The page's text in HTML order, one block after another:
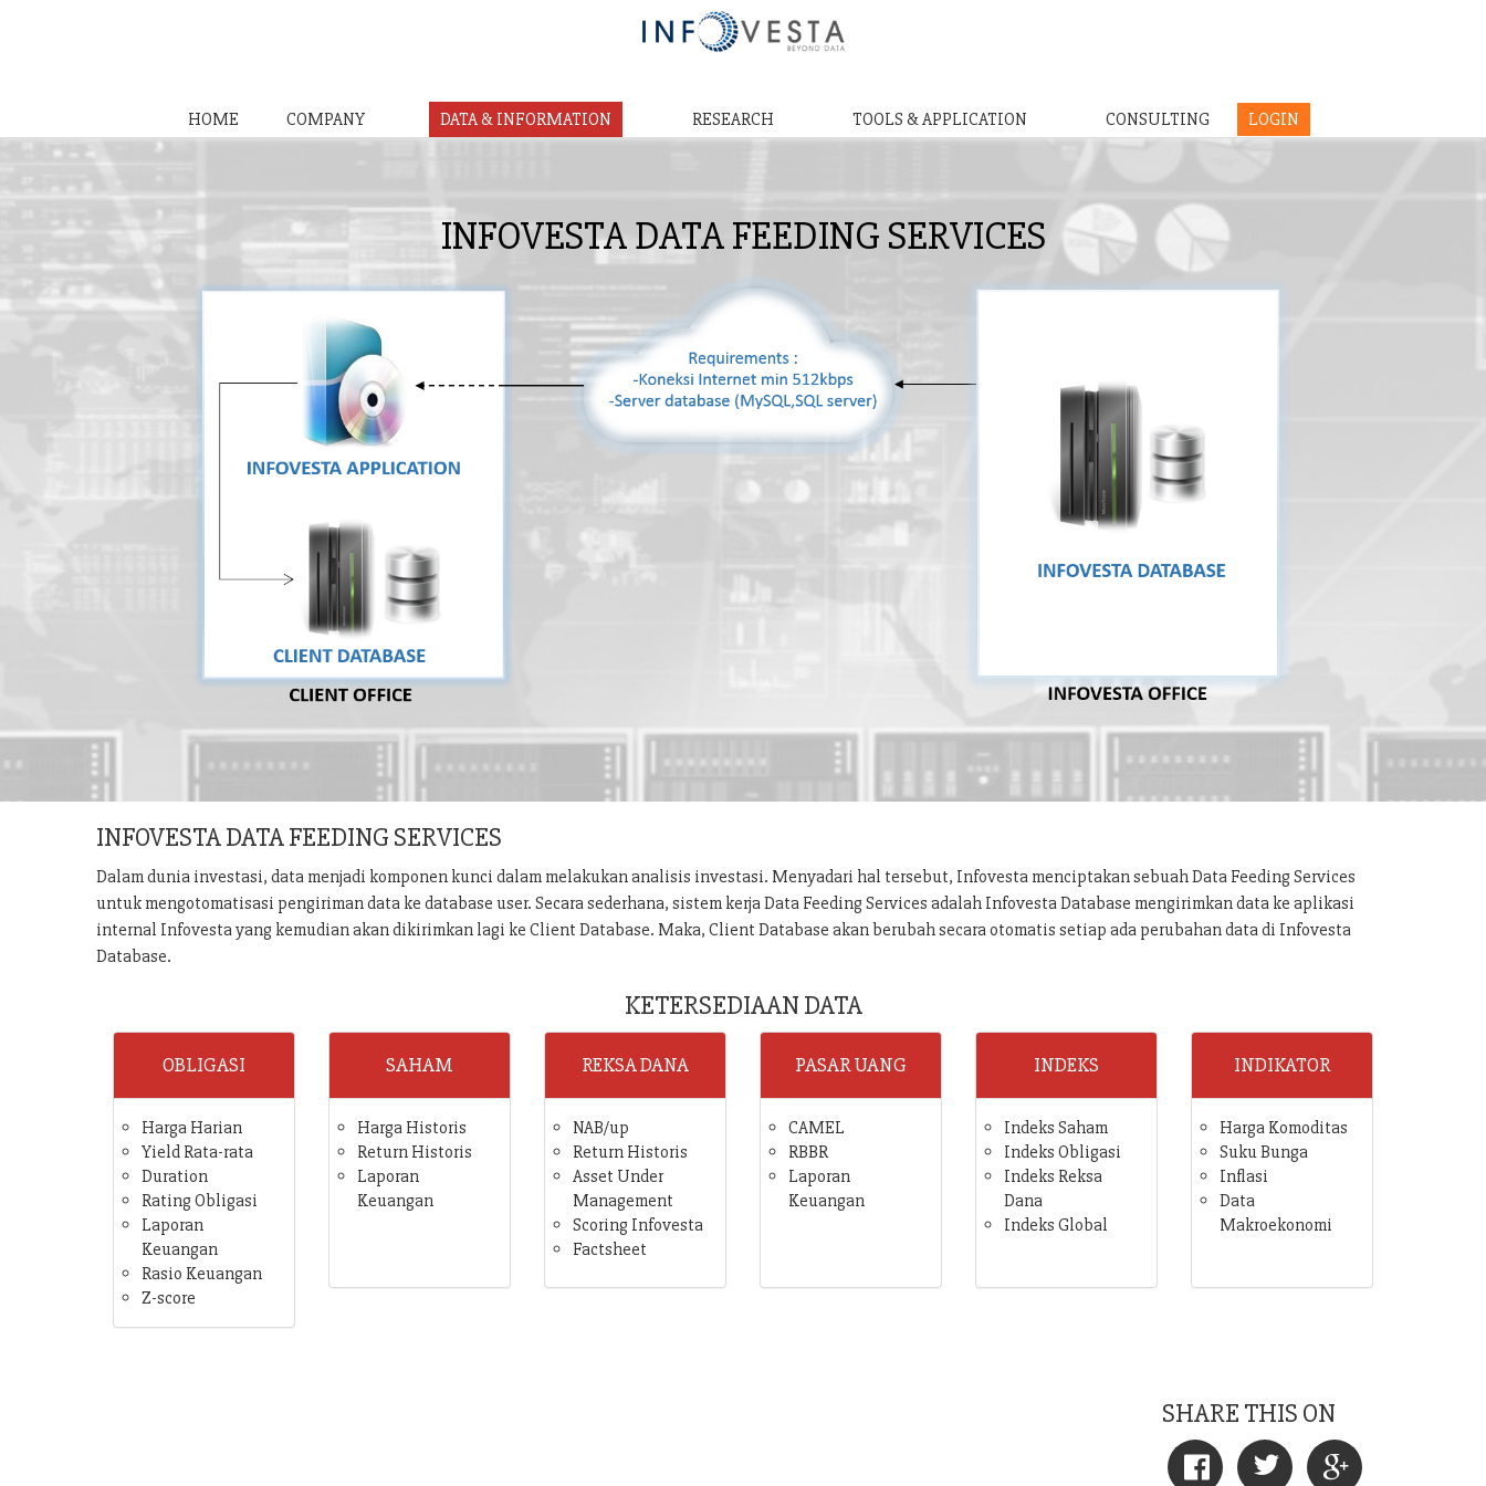
HOME COMPANY DATA & INFORMATION RESEARCH TOOLS & APPLICATION CONSULTING LOGIN
INFOVESTA DATA FEEDING SERVICES
INFOVESTA DATA FEEDING SERVICES
Dalam dunia investasi, data menjadi komponen kunci dalam melakukan analisis investasi. Menyadari hal tersebut, Infovesta menciptakan sebuah Data Feeding Services
untuk mengotomatisasi pengiriman data ke database user. Secara sederhana, sistem kerja Data Feeding Services adalah Infovesta Database mengirimkan data ke aplikasi
internal Infovesta yang kemudian akan dikirimkan lagi ke Client Database. Maka, Client Database akan berubah secara otomatis setiap ada perubahan data di Infovesta
Database.
KETERSEDIAAN DATA
OBLIGASI
Harga Harian
Yield Rata-rata
Duration
Rating Obligasi
Laporan
Keuangan
Rasio Keuangan
Z-score
SAHAM
Harga Historis
Return Historis
Laporan
Keuangan
REKSA DANA
NAB/up
Return Historis
Asset Under
Management
Scoring Infovesta
Factsheet
PASAR UANG
CAMEL
RBBR
Laporan
Keuangan
INDEKS
Indeks Saham
Indeks Obligasi
Indeks Reksa
Dana
Indeks Global
INDIKATOR
Harga Komoditas
Suku Bunga
Inflasi
Data
Makroekonomi
SHARE THIS ON